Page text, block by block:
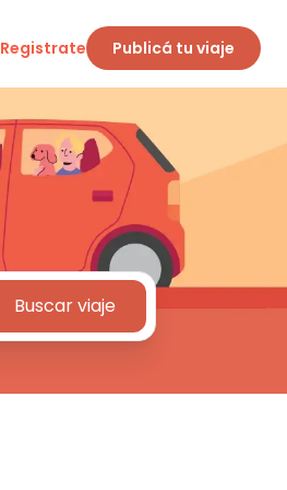
Registrate Publicá tu viaje
Buscar viaje